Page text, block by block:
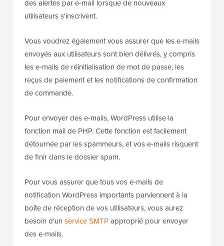
de notification WordPress que vous ne voudrez peut-
être pas manquer.
Par exemple, si vous gérez une boutique
WooCommerce, vous voudrez recevoir des
notifications lorsqu'une nouvelle commande est
passée.
unsite web d'adhésion, vous pourriez vouloir recevoir
des alertes par e-mail lorsque de nouveaux
utilisateurs s'inscrivent.
envoyés aux utilisateurs sont bien délivrés, y compris
les e-mails de réinitialisation de mot de passe, les
reçus de paiement et les notifications de confirmation
de commande.